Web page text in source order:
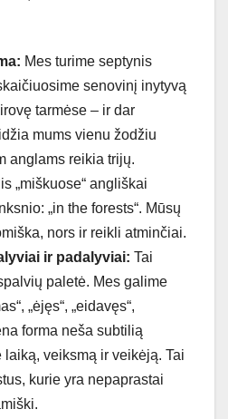
Mes turime septynis
senovinį inytyvą
tarmėse – ir dar
mums vienu žodžiu
anglams reikia trijų.
„miškuose“ angliškai
„in the forests“. Mūsų
nors ir reikli atminčiai.
ir padalyviai: Tai
paletė. Mes galime
„ėjęs“, „eidavęs“,
forma neša subtilią
laiką, veiksmą ir veikėją. Tai
kurie yra nepaprastai